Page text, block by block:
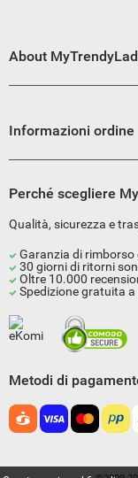
About
Informazioni ordine
Perché scegliere
Qualità, sicurezza e
Garanzia di
30 giorni di ritorni
Oltre 10.000
Spedizione gratuita
Metodi di